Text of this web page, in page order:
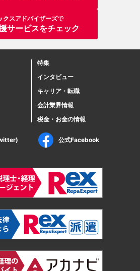
クスアドバイザーズで
サービスをチェック
特集
インタビュー
キャリア・転職
会計業界情報
税金・お金の情報
公式Facebook